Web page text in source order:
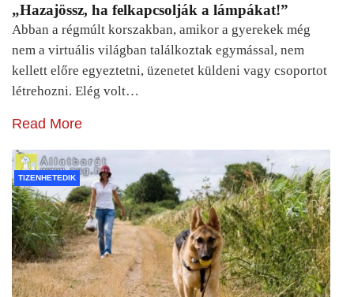
„Hazajössz, ha felkapcsolják a lámpákat!”
Abban a régmúlt korszakban, amikor a gyerekek még
nem a virtuális világban találkoztak egymással, nem
kellett előre egyeztetni, üzenetet küldeni vagy csoportot
létrehozni. Elég volt…
Read More
TIZENHETEDIK